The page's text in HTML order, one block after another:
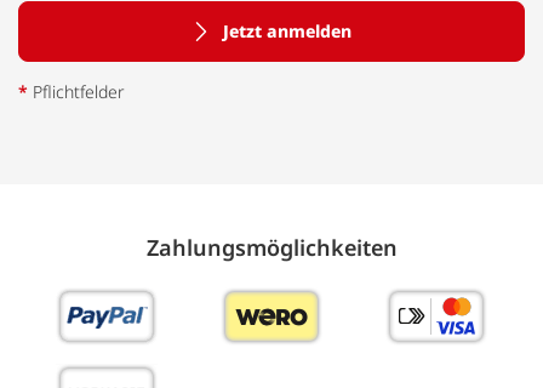
Jetzt anmelden
* Pflichtfelder
Zahlungs­möglich­keiten